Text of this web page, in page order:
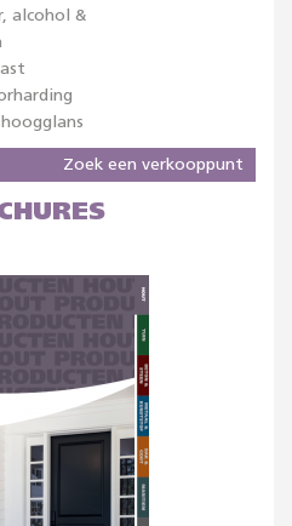
alcohol &
Zoek een verkooppunt